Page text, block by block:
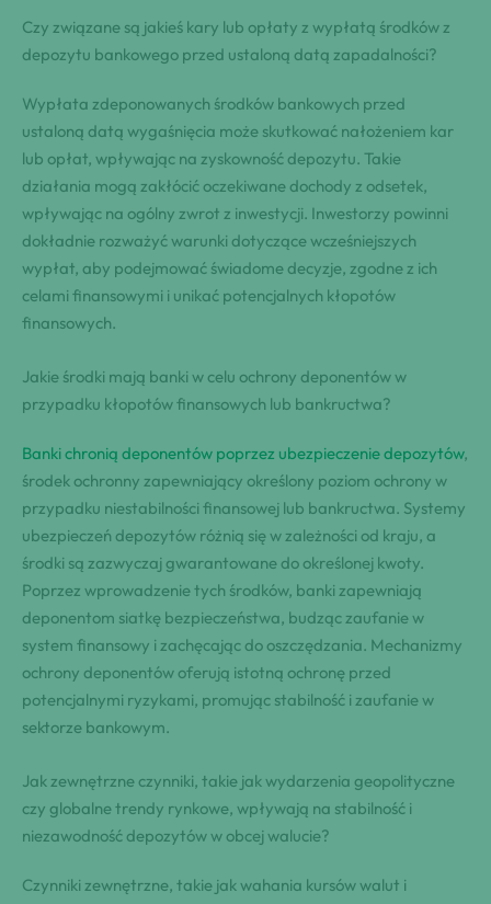
Czy związane są jakieś kary lub opłaty z wypłatą środków z
depozytu bankowego przed ustaloną datą zapadalności?
Wypłata zdeponowanych środków bankowych przed
ustaloną datą wygaśnięcia może skutkować nałożeniem kar
lub opłat, wpływając na zyskowność depozytu. Takie
działania mogą zakłócić oczekiwane dochody z odsetek,
wpływając na ogólny zwrot z inwestycji. Inwestorzy powinni
dokładnie rozważyć warunki dotyczące wcześniejszych
wypłat, aby podejmować świadome decyzje, zgodne z ich
celami finansowymi i unikać potencjalnych kłopotów
finansowych.
Jakie środki mają banki w celu ochrony deponentów w
przypadku kłopotów finansowych lub bankructwa?
Banki chronią deponentów poprzez ubezpieczenie depozytów,
środek ochronny zapewniający określony poziom ochrony w
przypadku niestabilności finansowej lub bankructwa. Systemy
ubezpieczeń depozytów różnią się w zależności od kraju, a
środki są zazwyczaj gwarantowane do określonej kwoty.
Poprzez wprowadzenie tych środków, banki zapewniają
deponentom siatkę bezpieczeństwa, budząc zaufanie w
system finansowy i zachęcając do oszczędzania. Mechanizmy
ochrony deponentów oferują istotną ochronę przed
potencjalnymi ryzykami, promując stabilność i zaufanie w
sektorze bankowym.
Jak zewnętrzne czynniki, takie jak wydarzenia geopolityczne
czy globalne trendy rynkowe, wpływają na stabilność i
niezawodność depozytów w obcej walucie?
Czynniki zewnętrzne, takie jak wahania kursów walut i